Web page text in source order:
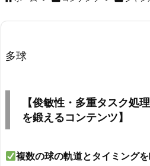
多球
【俊敏性・多重タスク処
を鍛えるコンテンツ】
複数の球の軌道とタイミング